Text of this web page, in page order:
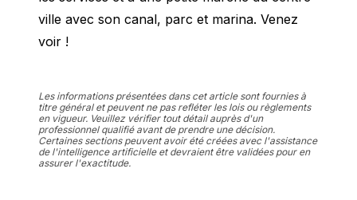
ville avec son canal, parc et marina. Venez
voir !
Les informations présentées dans cet article sont fournies à
titre général et peuvent ne pas refléter les lois ou règlements
en vigueur. Veuillez vérifier tout détail auprès d'un
professionnel qualifié avant de prendre une décision.
Certaines sections peuvent avoir été créées avec l'assistance
de l'intelligence artificielle et devraient être validées pour en
assurer l'exactitude.